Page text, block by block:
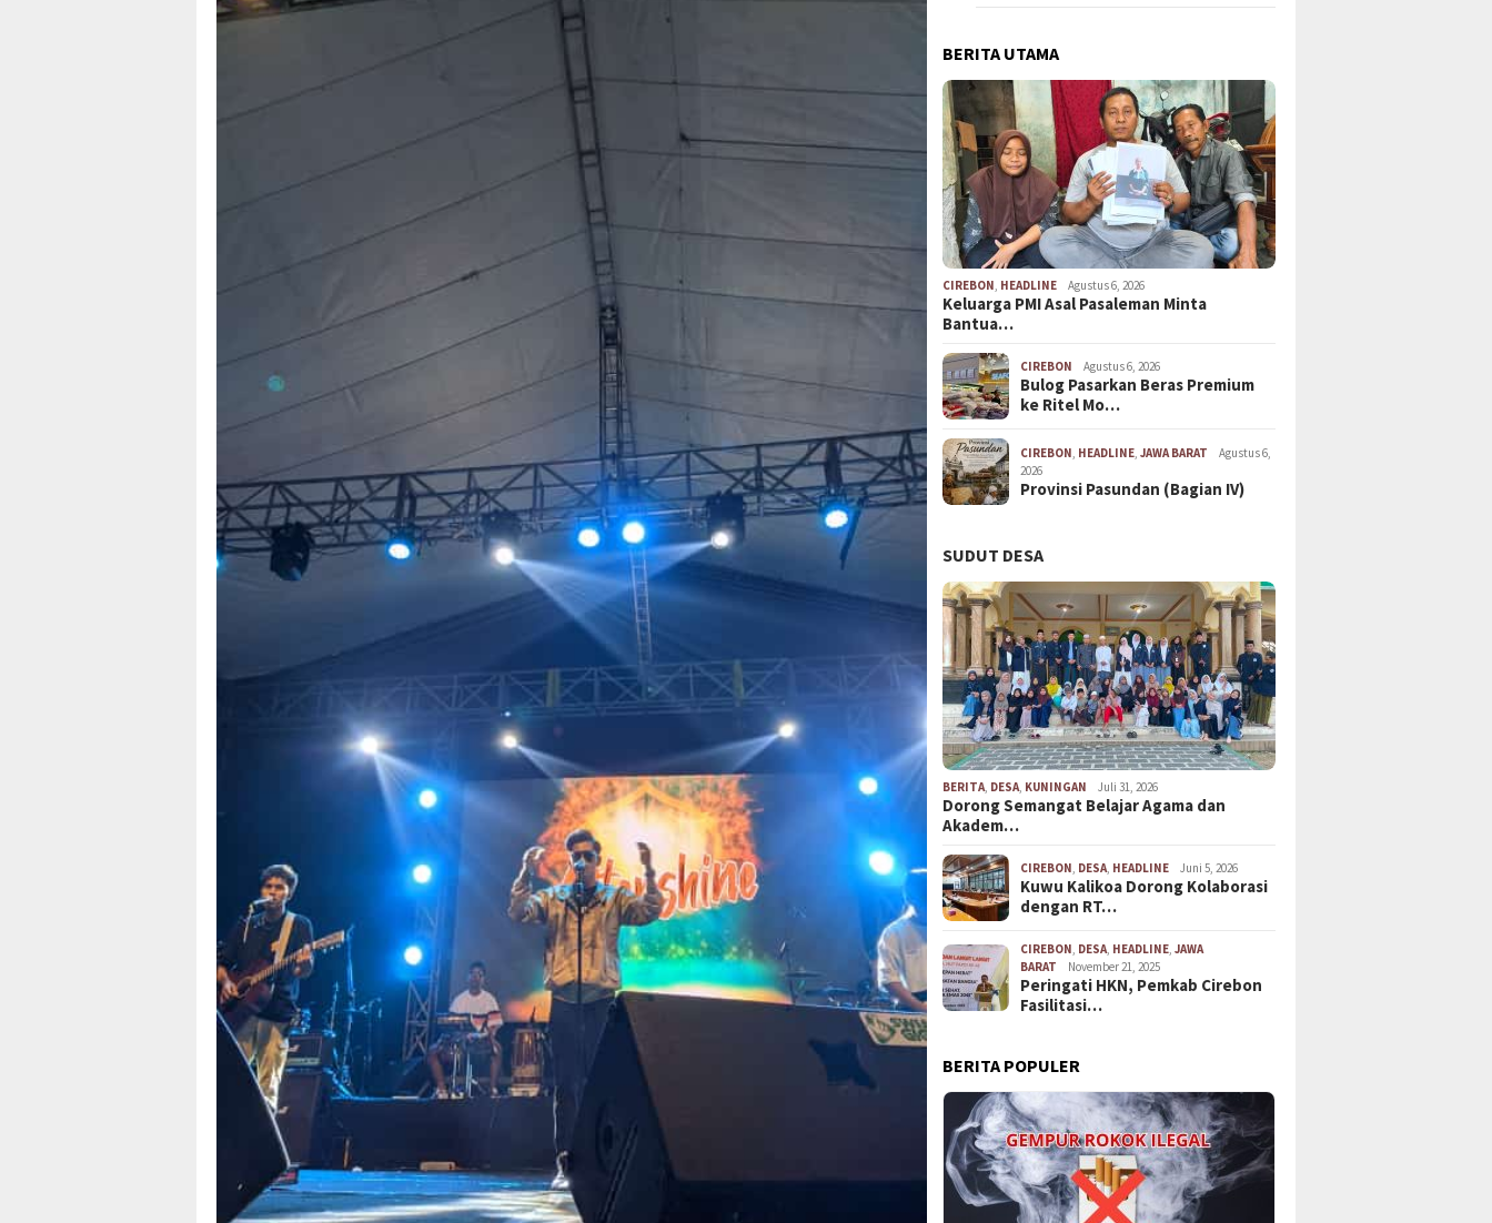
BERITA UTAMA
CIREBON, HEADLINE Agustus 6, 2026
Keluarga PMI Asal Pasaleman Minta
Bantua…
CIREBON Agustus 6, 2026
Bulog Pasarkan Beras Premium
ke Ritel Mo…
CIREBON, HEADLINE,JAWA BARAT
Agustus 6,
2026
Provinsi Pasundan (Bagian IV)
SUDUT DESA
BERITA, DESA, KUNINGAN Juli 31, 2026
Dorong Semangat Belajar Agama dan
Akadem…
CIREBON, DESA, HEADLINE Juni 5, 2026
Kuwu Kalikoa Dorong Kolaborasi
dengan RT…
CIREBON, DESA, HEADLINE,JAWA
BARAT
November 21, 2025
Peringati HKN, Pemkab Cirebon
Fasilitasi…
BERITA POPULER